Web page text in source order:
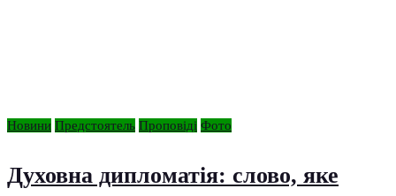
Новини Предстоятель Проповіді Фото
Духовна дипломатія: слово, яке